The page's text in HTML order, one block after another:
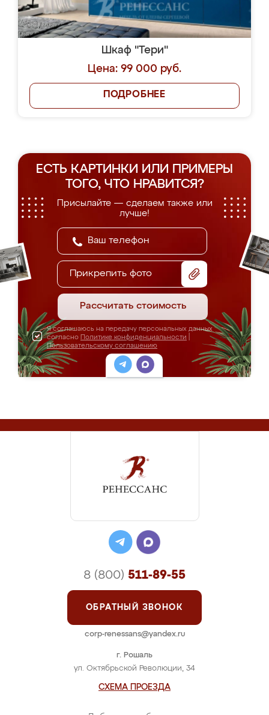
Шкаф "Тери"
Цена: 99 000 руб.
ПОДРОБНЕЕ
ЕСТЬ КАРТИНКИ ИЛИ ПРИМЕРЫ
ТОГО, ЧТО НРАВИТСЯ?
Присылайте — сделаем также или
лучше!
Прикрепить фото
Рассчитать стоимость
Я соглашаюсь на передачу персональных данных
согласно Политике конфиденциальности
Пользовательскому соглашению
г. Рошаль
ул. Октябрьской Революции, 34
СХЕМА ПРОЕЗДА
8 (800) 511-89-55
ОБРАТНЫЙ ЗВОНОК
corp-renessans@yandex.ru